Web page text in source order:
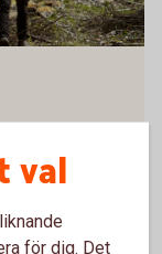
när du
val
för dig. Det